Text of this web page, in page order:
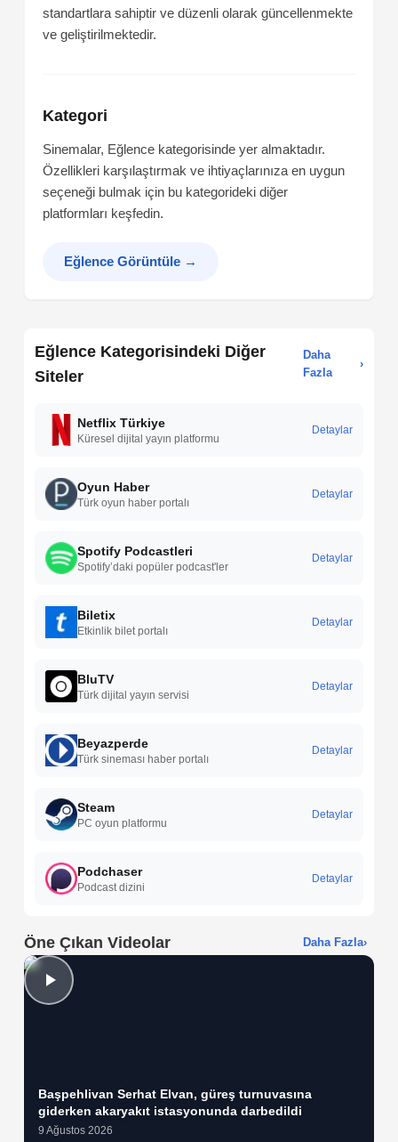
standartlara sahiptir ve düzenli olarak güncellenmekte
ve geliştirilmektedir.
Kategori
Sinemalar, Eğlence kategorisinde yer almaktadır.
Özellikleri karşılaştırmak ve ihtiyaçlarınıza en uygun
seçeneği bulmak için bu kategorideki diğer
platformları keşfedin.
Eğlence Görüntüle →
Eğlence Kategorisindeki Diğer
Siteler
Daha
Fazla
›
Netflix Türkiye
Küresel dijital yayın platformu
Detaylar
Oyun Haber
Türk oyun haber portalı
Detaylar
Spotify Podcastleri
Spotify’daki popüler podcast'ler
Detaylar
Biletix
Etkinlik bilet portalı
Detaylar
BluTV
Türk dijital yayın servisi
Detaylar
Beyazperde
Türk sineması haber portalı
Detaylar
Steam
PC oyun platformu
Detaylar
Podchaser
Podcast dizini
Detaylar
Öne Çıkan Videolar Daha Fazla›
Başpehlivan Serhat Elvan, güreş turnuvasına
giderken akaryakıt istasyonunda darbedildi
9 Ağustos 2026